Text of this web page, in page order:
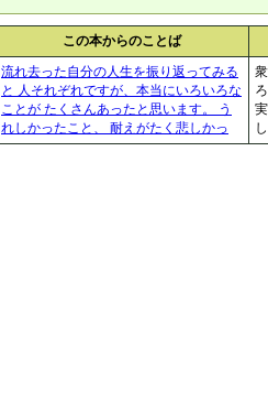
この本からのことば
流れ去った自分の人生を振り返ってみる
と 人それぞれですが、本当にいろいろな
ことが たくさんあったと思います。 う
れしかったこと、 耐えがたく悲しかっ